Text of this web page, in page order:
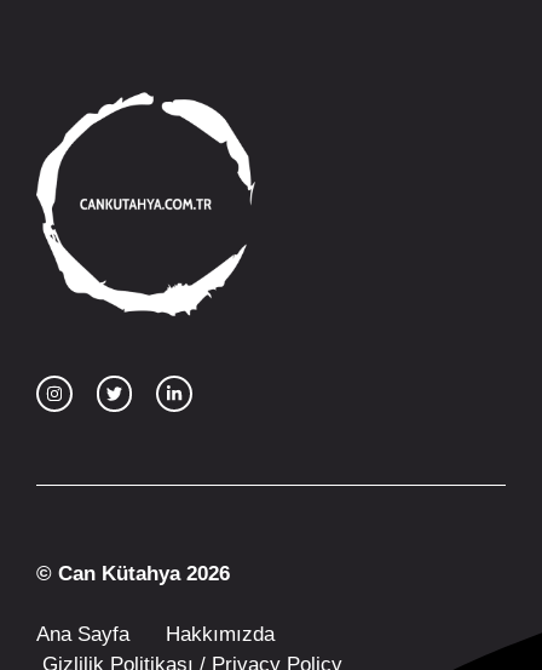
© Can Kütahya 2026
Ana Sayfa
Hakkımızda
Gizlilik Politikası / Privacy Policy